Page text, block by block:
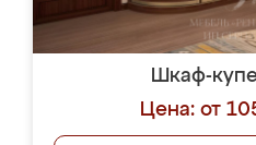
Шкаф-
Цена: от